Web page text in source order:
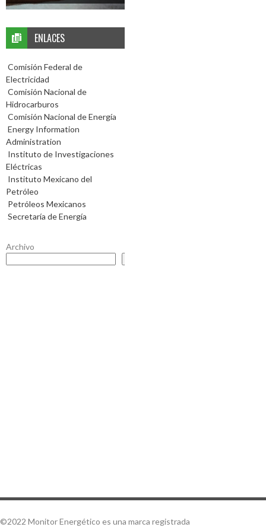
ENLACES
Comisión Federal de
Electricidad
Comisión Nacional de
Hidrocarburos
Comisión Nacional de Energía
Energy Information
Administration
Instituto de Investigaciones
Eléctricas
Instituto Mexicano del
Petróleo
Petróleos Mexicanos
Secretaría de Energía
Archivo
©2022 Monitor Energético es una marca registrada